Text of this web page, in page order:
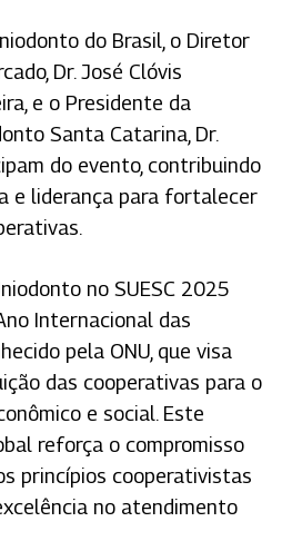
do Brasil, o Diretor
Dr. José Clóvis
e o Presidente da
Santa Catarina, Dr.
do evento, contribuindo
e liderança para fortalecer
no SUESC 2025
Internacional das
pela ONU, que visa
das cooperativas para o
e social. Este
reforça o compromisso
princípios cooperativistas
no atendimento